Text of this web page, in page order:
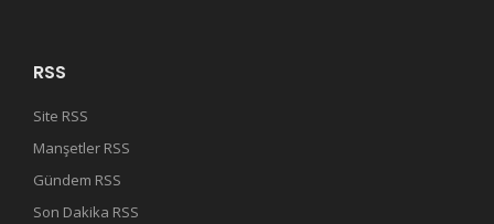
RSS
Site RSS
Manşetler RSS
Gündem RSS
Son Dakika RSS